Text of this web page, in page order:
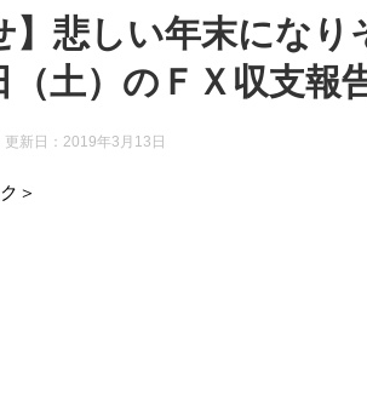
】悲しい年末になり
（土）のＦＸ収支報
新日： 2019年3月13日
＞